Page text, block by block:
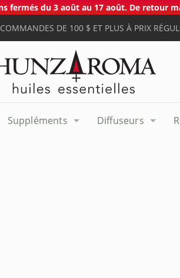
fermés du 3 août au 17 août. De retour
DE 100 $ ET PLUS À PRIX
Suppléments Diffuseurs